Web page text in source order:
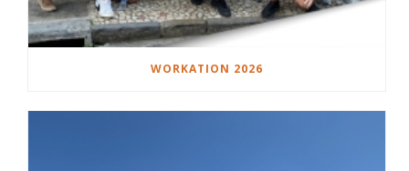
WORKATION 2026